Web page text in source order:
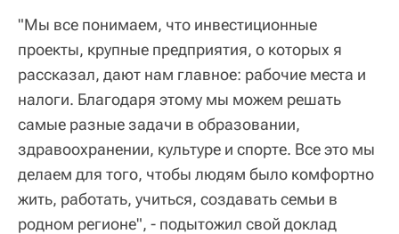
"Мы все понимаем, что инвестиционные
проекты, крупные предприятия, о которых я
рассказал, дают нам главное: рабочие места и
налоги. Благодаря этому мы можем решать
самые разные задачи в образовании,
здравоохранении, культуре и спорте. Все это мы
делаем для того, чтобы людям было комфортно
жить, работать, учиться, создавать семьи в
родном регионе", - подытожил свой доклад